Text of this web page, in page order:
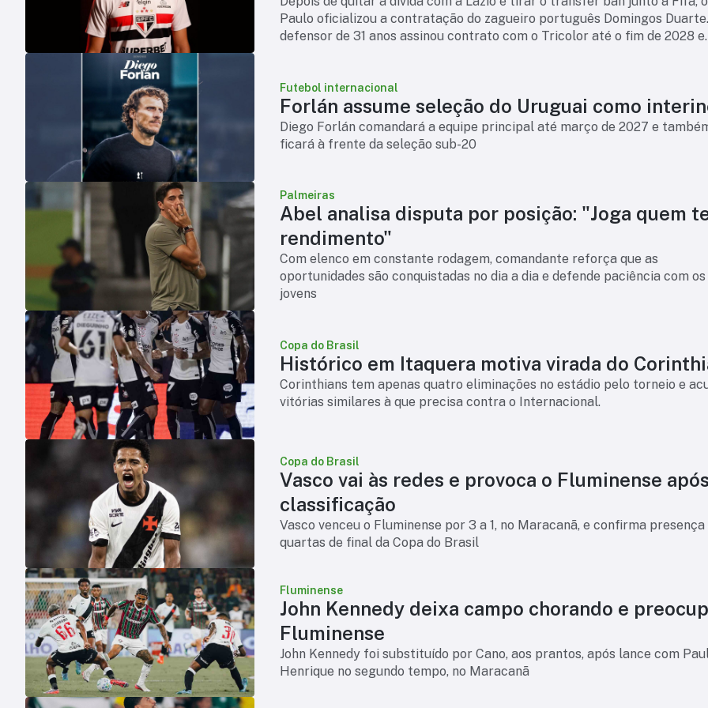
Paulo oficializou a contratação do zagueiro português Domingos
defensor de 31 anos assinou contrato com o Tricolor até o fim de 2028 e
Futebol internacional
Forlán assume seleção do Uruguai como
Diego Forlán comandará a equipe principal até março de 2027 e
ficará à frente da seleção sub-20
Palmeiras
Abel analisa disputa por posição: "Joga quem
rendimento"
Com elenco em constante rodagem, comandante reforça que as
oportunidades são conquistadas no dia a dia e defende paciência com os
jovens
Copa do Brasil
Histórico em Itaquera motiva virada do
Corinthians tem apenas quatro eliminações no estádio pelo torneio e
vitórias similares à que precisa contra o Internacional.
Copa do Brasil
Vasco vai às redes e provoca o Fluminense após
classificação
Vasco venceu o Fluminense por 3 a 1, no Maracanã, e confirma presença
quartas de final da Copa do Brasil
Fluminense
John Kennedy deixa campo chorando e
Fluminense
John Kennedy foi substituído por Cano, aos prantos, após lance com
Henrique no segundo tempo, no Maracanã